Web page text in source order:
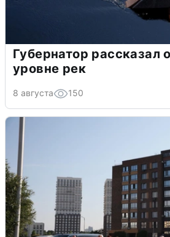
Губернатор рассказал
уровне рек
8 августа 150